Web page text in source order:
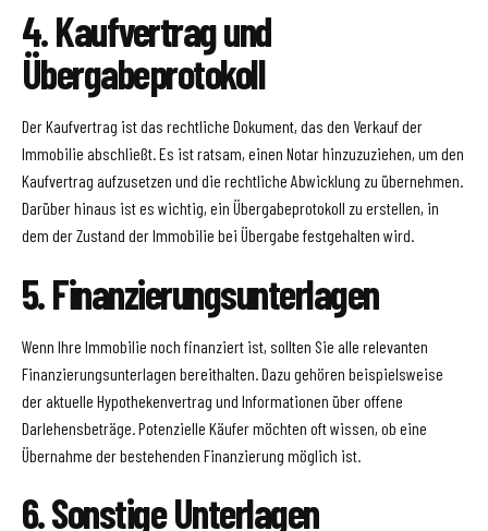
4. Kaufvertrag und
Übergabeprotokoll
Der Kaufvertrag ist das rechtliche Dokument, das den Verkauf der
Immobilie abschließt. Es ist ratsam, einen Notar hinzuzuziehen, um den
Kaufvertrag aufzusetzen und die rechtliche Abwicklung zu übernehmen.
Darüber hinaus ist es wichtig, ein Übergabeprotokoll zu erstellen, in
dem der Zustand der Immobilie bei Übergabe festgehalten wird.
5. Finanzierungsunterlagen
Wenn Ihre Immobilie noch finanziert ist, sollten Sie alle relevanten
Finanzierungsunterlagen bereithalten. Dazu gehören beispielsweise
der aktuelle Hypothekenvertrag und Informationen über offene
Darlehensbeträge. Potenzielle Käufer möchten oft wissen, ob eine
Übernahme der bestehenden Finanzierung möglich ist.
6. Sonstige Unterlagen